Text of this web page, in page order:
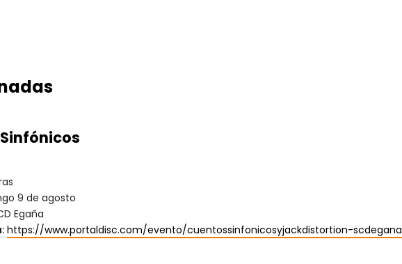
9 de agosto
Egaña
https://www.portaldisc.com/evento/cuentossinfonicosyjackdistortion-scdegana